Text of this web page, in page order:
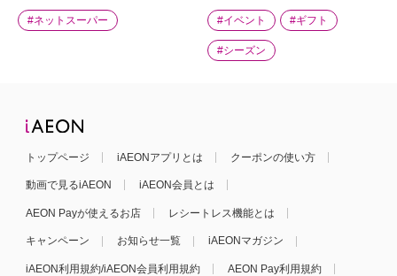
#ネットスーパー #イベント #ギフト
#シーズン
トップページ iAEONアプリとは クーポンの使い方
動画で見るiAEON iAEON会員とは
AEON Payが使えるお店 レシートレス機能とは
キャンペーン お知らせ一覧 iAEONマガジン
iAEON利用規約/iAEON会員利用規約 AEON Pay利用規約